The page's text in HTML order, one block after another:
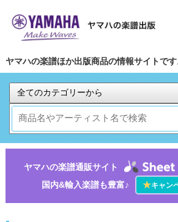
ヤマハの楽譜ほか出版商品の情報サイトです
ヤマハの楽譜通販サイト
国内&輸入楽譜も豊富♪
★キャン